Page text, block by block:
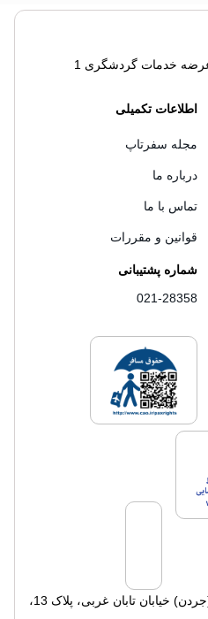
خدمات گردشگری 1
اطلاعات تکمیلی
مجله سفرتاپ
درباره ما
تماس با ما
قوانین و مقررات
شماره پشتیبانی
021-28358
های فروش سفرتاپلایسنس های
لایسنس های فروش سفرتاپ
تهران، خیابان نلسون ماندلا (جردن) خیابان تابان غربی، پلاک 13،